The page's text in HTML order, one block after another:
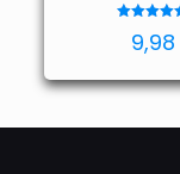
mit
5.00
9,98